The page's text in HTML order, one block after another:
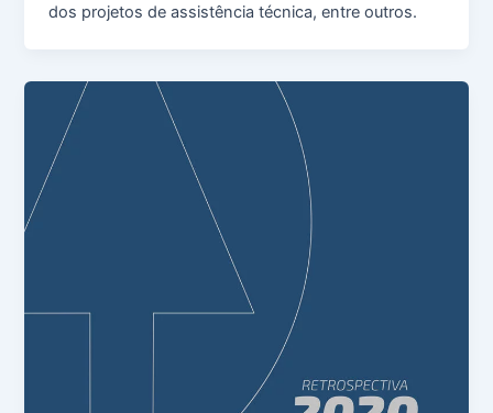
dos projetos de assistência técnica, entre outros.